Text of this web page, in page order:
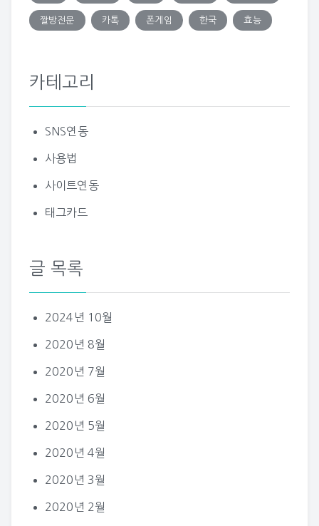
짤방전문 카톡 폰게임 한국 효능
카테고리
SNS연동
사용법
사이트연동
태그카드
글 목록
2024년 10월
2020년 8월
2020년 7월
2020년 6월
2020년 5월
2020년 4월
2020년 3월
2020년 2월